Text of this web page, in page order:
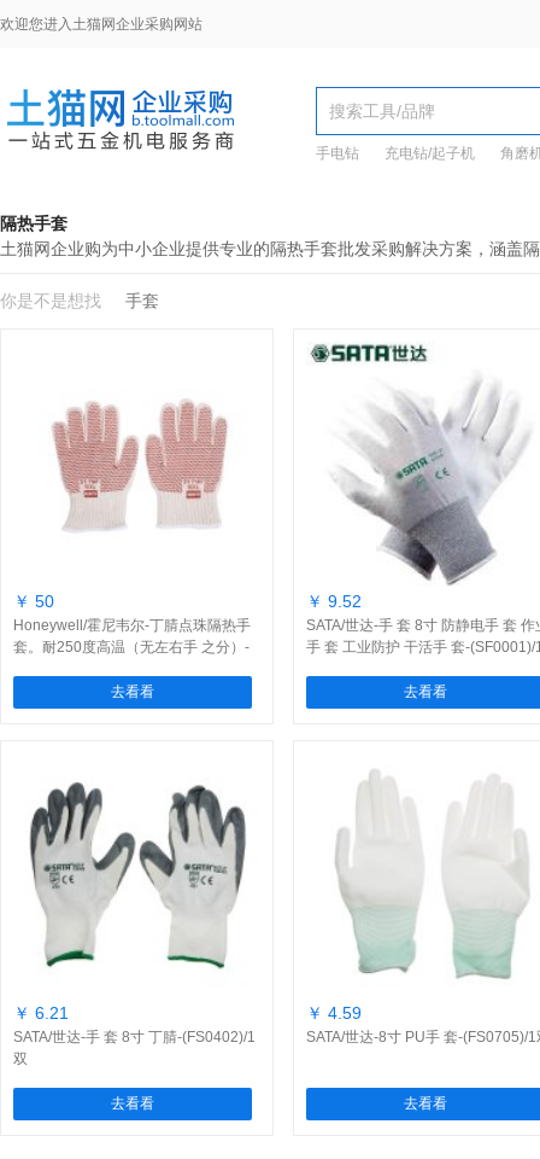
欢迎您进入土猫网企业采购网站
手电钻 充电钻/起子机 角磨
隔热手套
土猫网企业购为中小企业提供专业的隔热手套批发采购解决方案，涵盖
你是不是想找 手套
￥ 50
Honeywell/霍尼韦尔-丁腈点珠隔热手
套。耐250度高温（无左右手 之分）-
去看看
￥ 9.52
SATA/世达-手 套 8寸 防静电手 套 作
手 套 工业防护 干活手 套-(SF0001)/
去看看
￥ 6.21
SATA/世达-手 套 8寸 丁腈-(FS0402)/1
双
去看看
￥ 4.59
SATA/世达-8寸 PU手 套-(FS0705)/1
去看看